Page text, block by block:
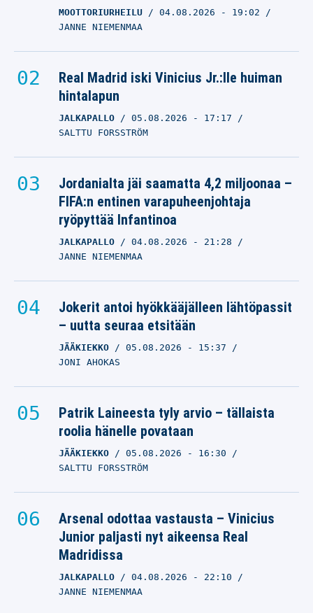
MOOTTORIURHEILU 04.08.2026 - 19:02
JANNE NIEMENMAA
Real Madrid iski Vinicius Jr.:lle huiman
hintalapun
JALKAPALLO 05.08.2026 - 17:17
SALTTU FORSSTRÖM
Jordanialta jäi saamatta 4,2 miljoonaa –
FIFA:n entinen varapuheenjohtaja
ryöpyttää Infantinoa
JALKAPALLO 04.08.2026 - 21:28
JANNE NIEMENMAA
Jokerit antoi hyökkääjälleen lähtöpassit
– uutta seuraa etsitään
JÄÄKIEKKO 05.08.2026 - 15:37
JONI AHOKAS
Patrik Laineesta tyly arvio – tällaista
roolia hänelle povataan
JÄÄKIEKKO 05.08.2026 - 16:30
SALTTU FORSSTRÖM
Arsenal odottaa vastausta – Vinicius
Junior paljasti nyt aikeensa Real
Madridissa
JALKAPALLO 04.08.2026 - 22:10
JANNE NIEMENMAA